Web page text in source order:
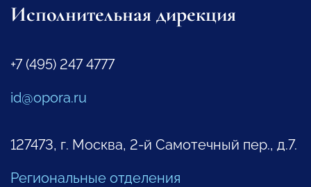
Исполнительная дирекция
+7 (495) 247 4777
id@opora.ru
127473, г. Москва, 2-й Самотечный пер., д.7.
Региональные отделения